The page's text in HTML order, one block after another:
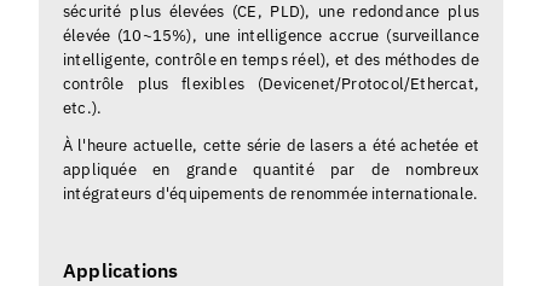
sécurité plus élevées (CE, PLD), une redondance plus
élevée (10~15%), une intelligence accrue (surveillance
intelligente, contrôle en temps réel), et des méthodes de
contrôle plus flexibles (Devicenet/Protocol/Ethercat,
etc.).
À l'heure actuelle, cette série de lasers a été achetée et
appliquée en grande quantité par de nombreux
intégrateurs d'équipements de renommée internationale.
Applications